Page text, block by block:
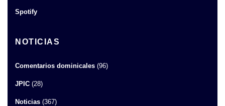
Spotify
NOTICIAS
Comentarios dominicales (96)
JPIC (28)
Noticias (367)